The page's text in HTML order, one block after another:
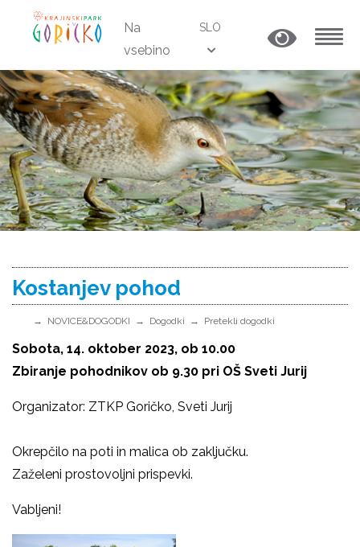
Na
vsebino
SLO
Kostanjev pohod
NOVICE&DOGODKI Dogodki Pretekli dogodki
Sobota, 14. oktober 2023, ob 10.00
Zbiranje pohodnikov ob 9.30 pri OŠ Sveti Jurij
Organizator: ZTKP Goričko, Sveti Jurij
Okrepčilo na poti in malica ob zaključku.
Zaželeni prostovoljni prispevki.
Vabljeni!